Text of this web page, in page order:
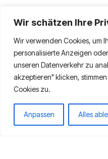
Wir schätzen Ihre
Wir verwenden Cookies, um
personalisierte Anzeigen
unseren Datenverkehr zu
akzeptieren" klicken,
Cookies zu.
Anpassen Alles